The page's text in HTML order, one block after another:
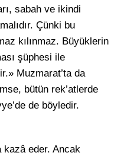
sabah ve ikindi
Çünki bu
kılınmaz. Büyüklerin
şüphesi ile
Muzmarat’ta da
bütün rek’atlerde
de böyledir.
kazâ eder. Ancak